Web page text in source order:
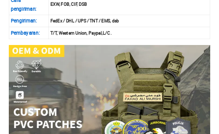
pengiriman:
EXW, FOB, CIF, DSB
Pengiriman: FedEx / DHL / UPS / TNT / EMS, dsb
Pembayaran: T/T, Western Union, Paypal,L/C .